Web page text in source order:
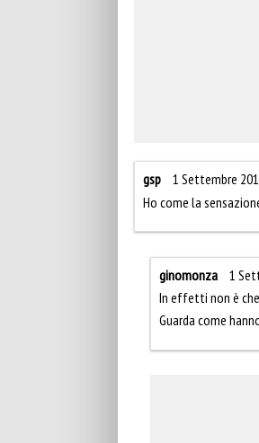
gsp
1 Settembre
Ho come la
ginomonza
1
In effetti non è
Guarda come